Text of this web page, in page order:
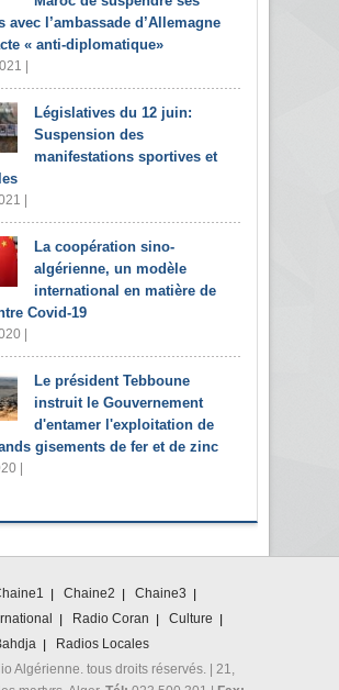
avec l’ambassade d’Allemagne
« anti-diplomatique»
|
Législatives du 12 juin:
Suspension des
manifestations sportives et
|
La coopération sino-
algérienne, un modèle
international en matière de
Covid-19
|
Le président Tebboune
instruit le Gouvernement
d'entamer l'exploitation de
gisements de fer et de zinc
|
Chaine2
Chaine3
Radio Coran
Culture
Radios Locales
Algérienne. tous droits réservés. | 21,